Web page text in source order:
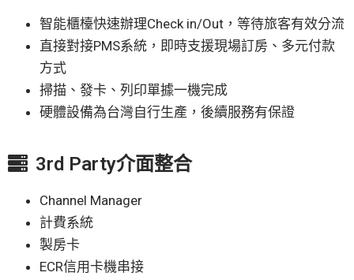
智能櫃檯快速辦理Check in/Out，等待旅客有效分流
直接對接PMS系統，即時支援現場訂房、多元付款
方式
掃描、發卡、列印單據一機完成
硬體設備為台灣自行生產，後續服務有保證
3rd Party介面整合
Channel Manager
計費系統
製房卡
ECR信用卡機串接